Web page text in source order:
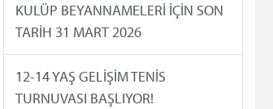
KULÜP BEYANNAMELERİ İÇİN SON
TARİH 31 MART 2026
12-14 YAŞ GELİŞİM TENİS
TURNUVASI BAŞLIYOR!